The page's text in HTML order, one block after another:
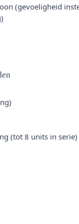
(gevoeligheid
(tot 8 units in serie)